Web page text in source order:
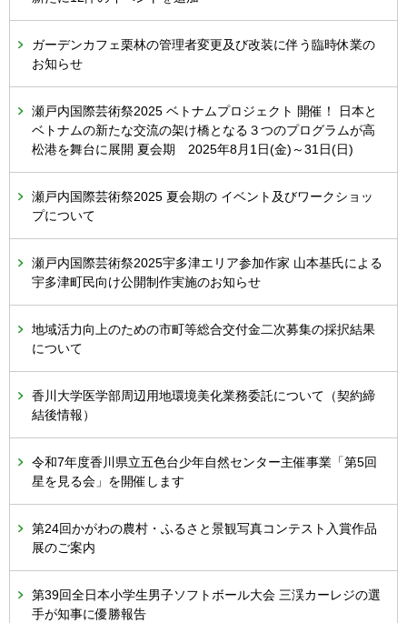
ガーデンカフェ栗林の管理者変更及び改装に伴う臨時休業の
お知らせ
瀬戸内国際芸術祭2025 ベトナムプロジェクト 開催！ 日本と
ベトナムの新たな交流の架け橋となる３つのプログラムが高
松港を舞台に展開 夏会期 2025年8月1日(金)～31日(日)
瀬戸内国際芸術祭2025 夏会期の イベント及びワークショッ
プについて
瀬戸内国際芸術祭2025宇多津エリア参加作家 山本基氏による
宇多津町民向け公開制作実施のお知らせ
地域活力向上のための市町等総合交付金二次募集の採択結果
について
香川大学医学部周辺用地環境美化業務委託について（契約締
結後情報）
令和7年度香川県立五色台少年自然センター主催事業「第5回
星を見る会」を開催します
第24回かがわの農村・ふるさと景観写真コンテスト入賞作品
展のご案内
第39回全日本小学生男子ソフトボール大会 三渓カーレジの選
手が知事に優勝報告